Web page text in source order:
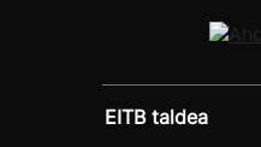
EITB taldea